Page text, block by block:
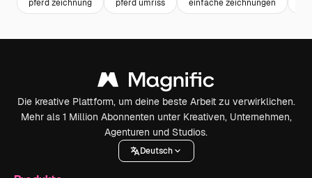
pferd zeichnung pferd umriss einfache zeichnungen
Die kreative Plattform, um deine beste Arbeit zu verwirklichen.
Mehr als 1 Million Abonnenten unter Kreativen, Unternehmen,
Agenturen und Studios.
Deutsch